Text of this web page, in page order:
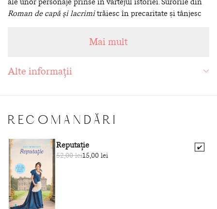
Roman de capă și lacrimitrăiesc în precaritate și tânjesc
scara socială, iar Tania din Lacheul și târfa
treaptă foarte disprețuită a societății.
Mai mult
Alte informații
RECOMANDĂRI
✔️
Reputație
52,00 lei15,00 lei